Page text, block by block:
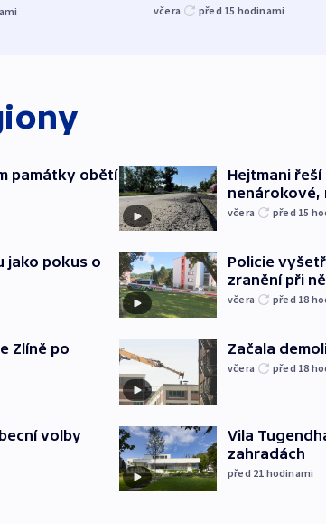
včera před 15 hodinami
památky obětí
jako pokus o
Zlíně po
volby
Hejtmani
nenárokové,
včera před 15
Policie
zranění při
včera před 18
Začala
včera před 18
Vila
zahradách
před 21 hodinami